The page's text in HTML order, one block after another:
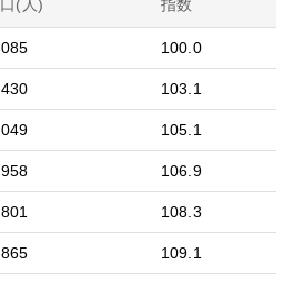
(人) 指数
100.0
103.1
105.1
106.9
108.3
109.1